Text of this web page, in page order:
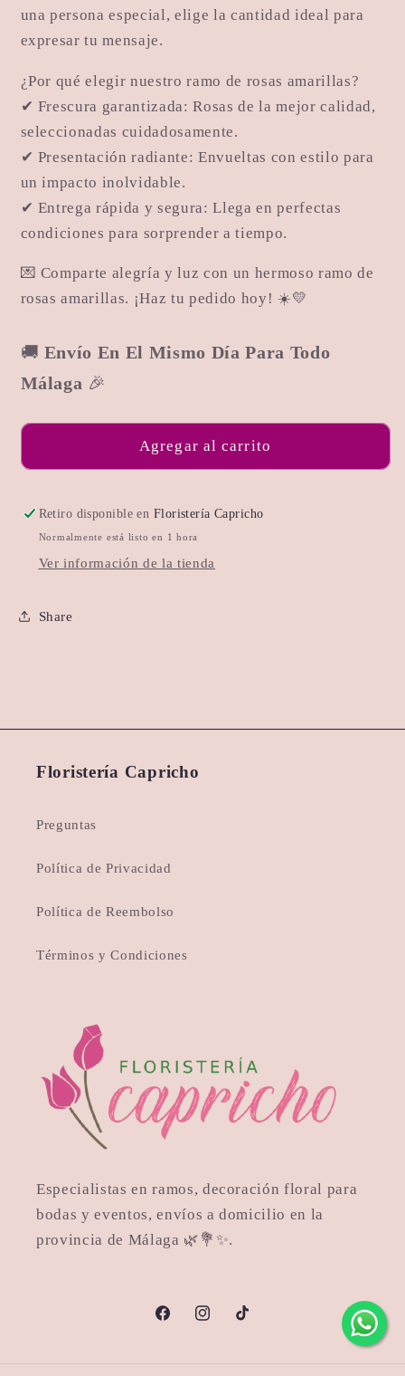
una persona especial, elige la cantidad ideal para
expresar tu mensaje.
¿Por qué elegir nuestro ramo de rosas amarillas?
✔ Frescura garantizada: Rosas de la mejor calidad,
seleccionadas cuidadosamente.
✔ Presentación radiante: Envueltas con estilo para
un impacto inolvidable.
✔ Entrega rápida y segura: Llega en perfectas
condiciones para sorprender a tiempo.
💌 Comparte alegría y luz con un hermoso ramo de
rosas amarillas. ¡Haz tu pedido hoy! ☀️💛
🚚 Envío En El Mismo Día Para Todo
Málaga 🎉
Agregar al carrito
Retiro disponible en Floristería Capricho
Normalmente está listo en 1 hora
Ver información de la tienda
Share
Floristería Capricho
Preguntas
Política de Privacidad
Política de Reembolso
Términos y Condiciones
Especialistas en ramos, decoración floral para
bodas y eventos, envíos a domicilio en la
provincia de Málaga 🌿💐✨.
Facebookhttps://www.instagram.com/
TikTok